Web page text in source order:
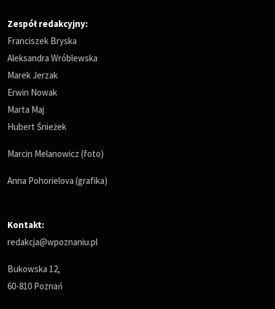
Zespół redakcyjny:
Franciszek Bryska
Aleksandra Wróblewska
Marek Jerzak
Erwin Nowak
Marta Maj
Hubert Śnieżek
Marcin Melanowicz (foto)
Anna Pohorielova (grafika)
Kontakt:
redakcja@wpoznaniu.pl
Bukowska 12,
60-810 Poznań